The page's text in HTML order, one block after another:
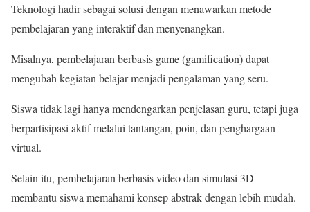
Teknologi hadir sebagai solusi dengan menawarkan metode
pembelajaran yang interaktif dan menyenangkan.
Misalnya, pembelajaran berbasis game (gamification) dapat
mengubah kegiatan belajar menjadi pengalaman yang seru.
Siswa tidak lagi hanya mendengarkan penjelasan guru, tetapi juga
berpartisipasi aktif melalui tantangan, poin, dan penghargaan
virtual.
Selain itu, pembelajaran berbasis video dan simulasi 3D
membantu siswa memahami konsep abstrak dengan lebih mudah.